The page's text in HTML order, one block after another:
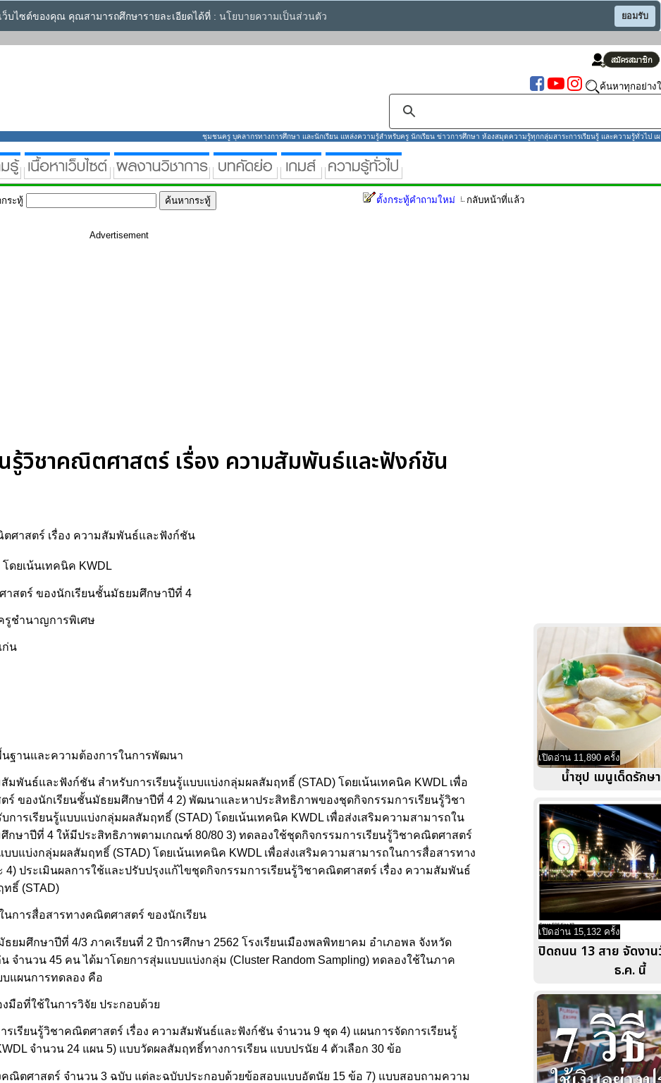
บไซต์ของคุณ คุณสามารถศึกษารายละเอียดได้ที่ : นโยบายความเป็นส่วนตัว ยอมรับ
ค้นหาทุกอย่าง
ชุมชนครู บุคลากรทางการศึกษา และนักเรียน แหล่งความรู้สำหรับครู นักเรียน ข่าวการศึกษา ห้องสมุดความรู้ทุกกลุ่มสาระการเรียนรู้ และความรู้ทั่วไป เ
ระทู้ ตั้งกระทู้คำถามใหม่ กลับหน้าที่แล้ว
Advertisement
รู้วิชาคณิตศาสตร์ เรื่อง ความสัมพันธ์และฟังก์ชัน
ศาสตร์ เรื่อง ความสัมพันธ์และฟังก์ชัน
ดยเน้นเทคนิค KWDL
าสตร์ ของนักเรียนชั้นมัธยมศึกษาปีที่ 4
รูชำนาญการพิเศษ
ก่น
ฐานและความต้องการในการพัฒนา
พันธ์และฟังก์ชัน สำหรับการเรียนรู้แบบแบ่งกลุ่มผลสัมฤทธิ์ (STAD) โดยเน้นเทคนิค KWDL เพื่อ
ร์ ของนักเรียนชั้นมัธยมศึกษาปีที่ 4 2) พัฒนาและหาประสิทธิภาพของชุดกิจกรรมการเรียนรู้วิชา
รเรียนรู้แบบแบ่งกลุ่มผลสัมฤทธิ์ (STAD) โดยเน้นเทคนิค KWDL เพื่อส่งเสริมความสามารถใน
ษาปีที่ 4 ให้มีประสิทธิภาพตามเกณฑ์ 80/80 3) ทดลองใช้ชุดกิจกรรมการเรียนรู้วิชาคณิตศาสตร์
บแบ่งกลุ่มผลสัมฤทธิ์ (STAD) โดยเน้นเทคนิค KWDL เพื่อส่งเสริมความสามารถในการสื่อสารทาง
ประเมินผลการใช้และปรับปรุงแก้ไขชุดกิจกรรมการเรียนรู้วิชาคณิตศาสตร์ เรื่อง ความสัมพันธ์
ธิ์ (STAD)
นการสื่อสารทางคณิตศาสตร์ ของนักเรียน
มศึกษาปีที่ 4/3 ภาคเรียนที่ 2 ปีการศึกษา 2562 โรงเรียนเมืองพลพิทยาคม อำเภอพล จังหวัด
ำนวน 45 คน ได้มาโดยการสุ่มแบบแบ่งกลุ่ม (Cluster Random Sampling) ทดลองใช้ในภาค
บแผนการทดลอง คือ
งมือที่ใช้ในการวิจัย ประกอบด้วย
เรียนรู้วิชาคณิตศาสตร์ เรื่อง ความสัมพันธ์และฟังก์ชัน จำนวน 9 ชุด 4) แผนการจัดการเรียนรู้
จำนวน 24 แผน 5) แบบวัดผลสัมฤทธิ์ทางการเรียน แบบปรนัย 4 ตัวเลือก 30 ข้อ
ณิตศาสตร์ จำนวน 3 ฉบับ แต่ละฉบับประกอบด้วยข้อสอบแบบอัตนัย 15 ข้อ 7) แบบสอบถามความ
เปิดอ่าน 11,890 ครั้ง
น้ำซุป เมนูเด็ดรักษ
เปิดอ่าน 15,132 ครั้ง
ปิดถนน 13 สาย จัดงา
ธ.ค. นี้